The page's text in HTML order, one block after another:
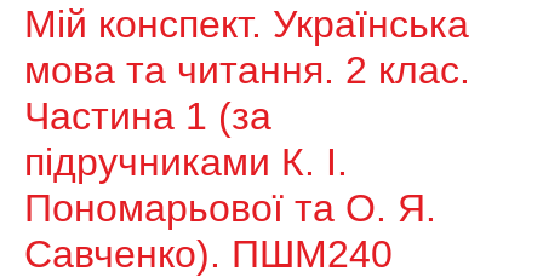
Мій конспект. Українська
мова та читання. 2 клас.
Частина 1 (за
підручниками К. І.
Пономарьової та О. Я.
Савченко). ПШМ240